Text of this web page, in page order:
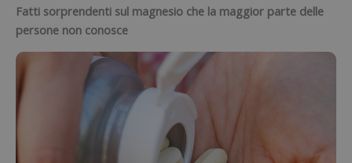
Fatti sorprendenti sul magnesio che la maggior parte delle
persone non conosce